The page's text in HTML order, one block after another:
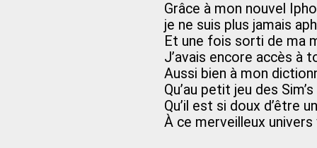
Grâce à mon nouvel
je ne suis plus jamais
Et une fois sorti de ma
J’avais encore accès à
Aussi bien à mon
Qu’au petit jeu des Sim’s
Qu’il est si doux d’être
À ce merveilleux